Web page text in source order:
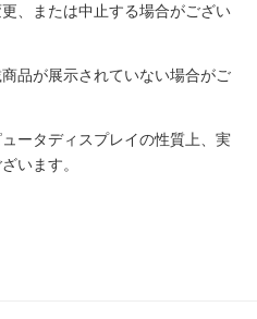
、または中止する場合がござい
品が展示されていない場合がご
ータディスプレイの性質上、実
います。